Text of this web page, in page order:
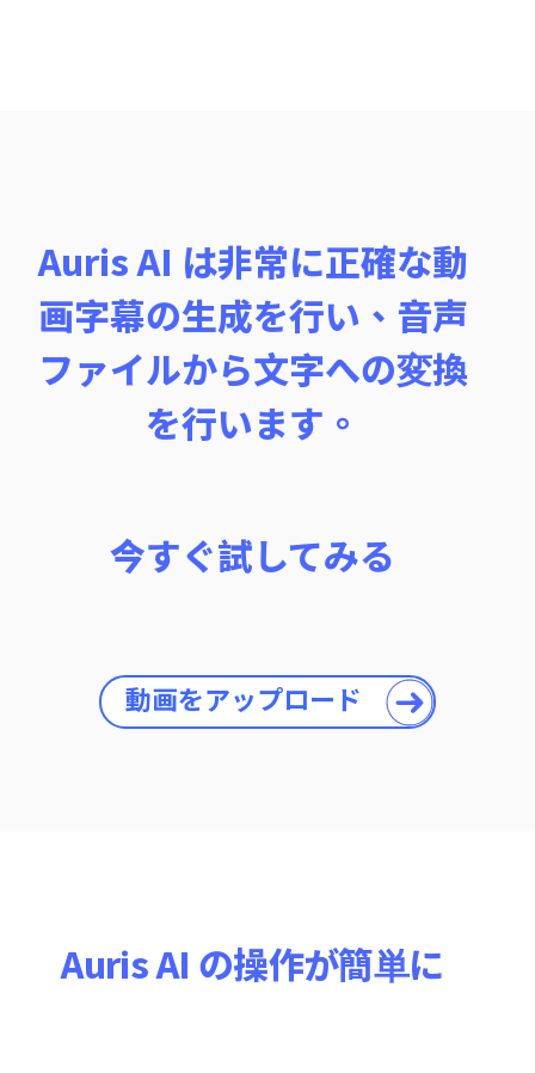
Auris AI は非常に正確な動
画字幕の生成を行い、音声
ファイルから文字への変換
を行います。
今すぐ試してみる
動画をアップロード
Auris AI の操作が簡単に